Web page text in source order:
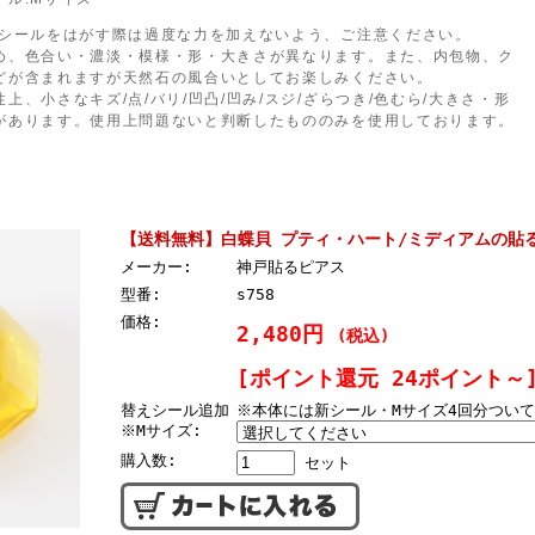
ールをはがす際は過度な力を加えないよう、ご注意ください。
、色合い・濃淡・模様・形・大きさが異なります。また、内包物、ク
が含まれますが天然石の風合いとしてお楽しみください。
上、小さなキズ/点/バリ/凹凸/凹み/スジ/ざらつき/色むら/大きさ・形
あります。使用上問題ないと判断したもののみを使用しております。
【送料無料】白蝶貝 プティ・ハート/ミディアムの貼
メーカー:
神戸貼るピアス
型番:
s758
価格:
2,480円 (税込)
[ポイント還元 24ポイント
替えシール追加
※Mサイズ:
※本体には新シール・Mサイズ4回分つい
購入数: セット